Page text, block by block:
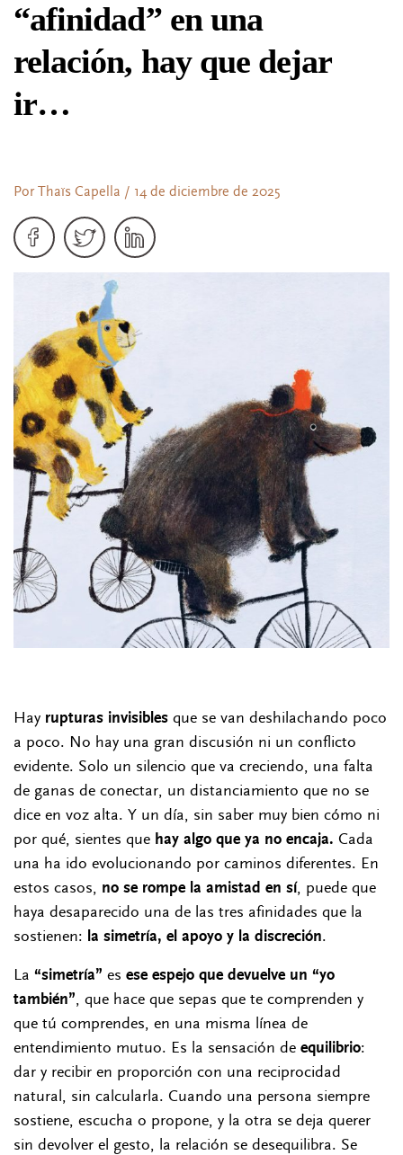
“afinidad” en una
relación, hay que dejar
ir…
Por Thaïs Capella / 14 de diciembre de 2025
Hay rupturas invisibles que se van deshilachando poco
a poco. No hay una gran discusión ni un conflicto
evidente. Solo un silencio que va creciendo, una falta
de ganas de conectar, un distanciamiento que no se
dice en voz alta. Y un día, sin saber muy bien cómo ni
por qué, sientes que hay algo que ya no encaja. Cada
una ha ido evolucionando por caminos diferentes. En
estos casos, no se rompe la amistad en sí, puede que
haya desaparecido una de las tres afinidades que la
sostienen: la simetría, el apoyo y la discreción.
La “simetría” es ese espejo que devuelve un “yo
también”, que hace que sepas que te comprenden y
que tú comprendes, en una misma línea de
entendimiento mutuo. Es la sensación de equilibrio:
dar y recibir en proporción con una reciprocidad
natural, sin calcularla. Cuando una persona siempre
sostiene, escucha o propone, y la otra se deja querer
sin devolver el gesto, la relación se desequilibra. Se